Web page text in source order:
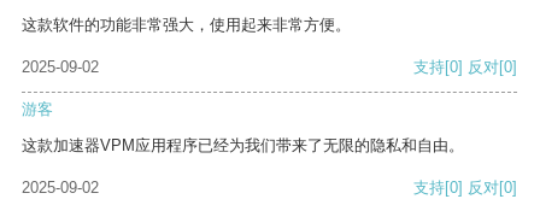
这款软件的功能非常强大，使用起来非常方便。
2025-09-02 支持[0] 反对[0]
游客
这款加速器VPM应用程序已经为我们带来了无限的隐私和自由。
2025-09-02 支持[0] 反对[0]